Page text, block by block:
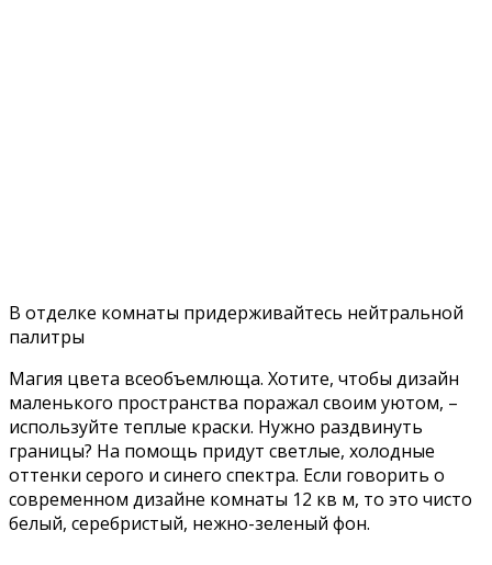
В отделке комнаты придерживайтесь нейтральной
палитры
Магия цвета всеобъемлюща. Хотите, чтобы дизайн
маленького пространства поражал своим уютом, –
используйте теплые краски. Нужно раздвинуть
границы? На помощь придут светлые, холодные
оттенки серого и синего спектра. Если говорить о
современном дизайне комнаты 12 кв м, то это чисто
белый, серебристый, нежно-зеленый фон.